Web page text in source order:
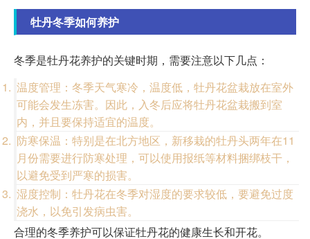
牡丹冬季如何养护
冬季是牡丹花养护的关键时期，需要注意以下几点：
温度管理：冬季天气寒冷，温度低，牡丹花盆栽放在室外
可能会发生冻害。因此，入冬后应将牡丹花盆栽搬到室
内，并且要保持适宜的温度。
防寒保温：特别是在北方地区，新移栽的牡丹头两年在11
月份需要进行防寒处理，可以使用报纸等材料捆绑枝干，
以避免受到严寒的损害。
湿度控制：牡丹花在冬季对湿度的要求较低，要避免过度
浇水，以免引发病虫害。
合理的冬季养护可以保证牡丹花的健康生长和开花。